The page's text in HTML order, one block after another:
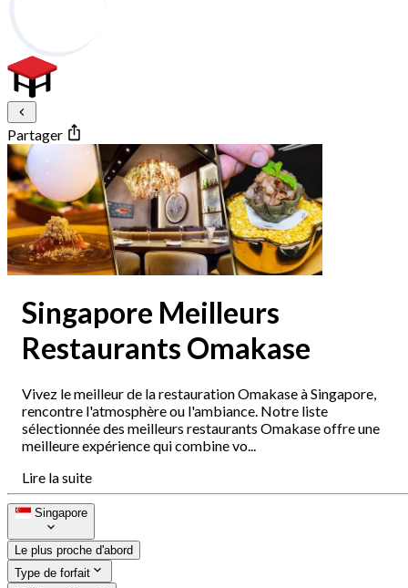
Partager
Singapore Meilleurs
Restaurants Omakase
Vivez le meilleur de la restauration Omakase à Singapore,
rencontre l'atmosphère ou l'ambiance. Notre liste
sélectionnée des meilleurs restaurants Omakase offre une
meilleure expérience qui combine vo...
Lire la suite
Singapore
Le plus proche d'abord
Type de forfait